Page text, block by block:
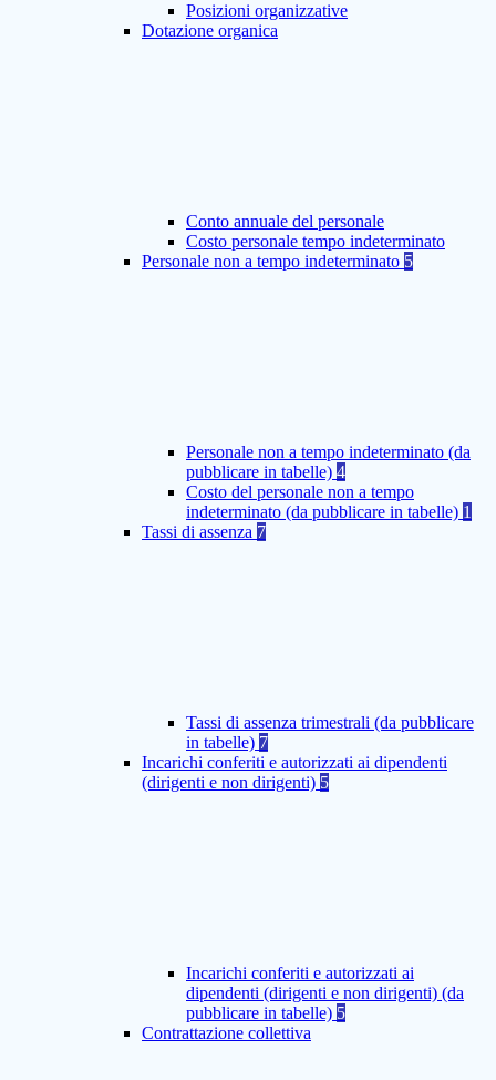
Posizioni organizzative
Dotazione organica
Conto annuale del personale
Costo personale tempo indeterminato
Personale non a tempo indeterminato 5
Personale non a tempo indeterminato (da
pubblicare in tabelle) 4
Costo del personale non a tempo
indeterminato (da pubblicare in tabelle) 1
Tassi di assenza 7
Tassi di assenza trimestrali (da pubblicare
in tabelle) 7
Incarichi conferiti e autorizzati ai dipendenti
(dirigenti e non dirigenti) 5
Incarichi conferiti e autorizzati ai
dipendenti (dirigenti e non dirigenti) (da
pubblicare in tabelle) 5
Contrattazione collettiva